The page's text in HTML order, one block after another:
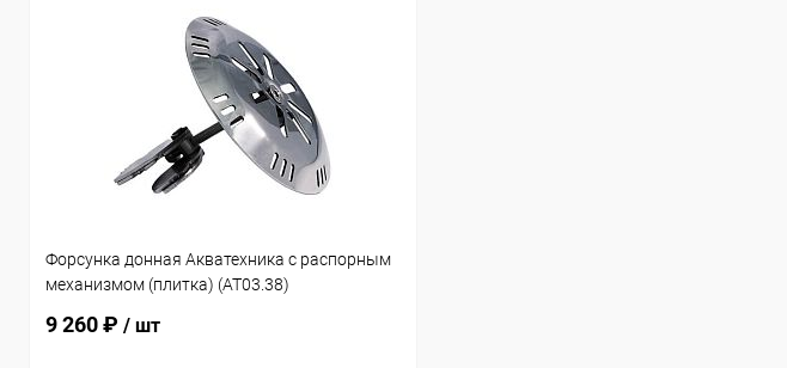
Форсунка донная Акватехника с распорным
механизмом (плитка) (AT03.38)
9 260 ₽ / шт